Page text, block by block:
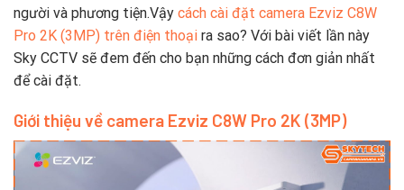
người và phương tiện.Vậy cách cài đặt camera Ezviz C8W
Pro 2K (3MP) trên điện thoại ra sao? Với bài viết lần này
Sky CCTV sẽ đem đến cho bạn những cách đơn giản nhất
để cài đặt.
Giới thiệu về camera Ezviz C8W Pro 2K (3MP)